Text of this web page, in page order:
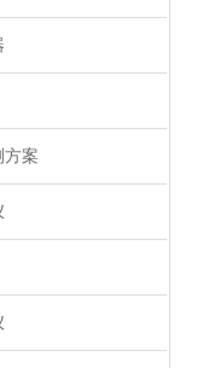
方案